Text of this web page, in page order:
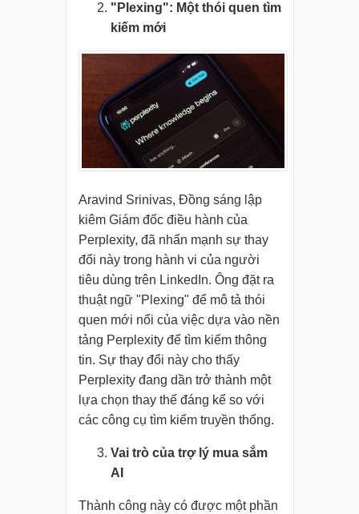
"Plexing": Một thói quen tìm
kiếm mới
Aravind Srinivas, Đồng sáng lập
kiêm Giám đốc điều hành của
Perplexity, đã nhấn mạnh sự thay
đổi này trong hành vi của người
tiêu dùng trên LinkedIn. Ông đặt ra
thuật ngữ "Plexing" để mô tả thói
quen mới nổi của việc dựa vào nền
tảng Perplexity để tìm kiếm thông
tin. Sự thay đổi này cho thấy
Perplexity đang dần trở thành một
lựa chọn thay thế đáng kể so với
các công cụ tìm kiếm truyền thống.
Vai trò của trợ lý mua sắm
AI
Thành công này có được một phần